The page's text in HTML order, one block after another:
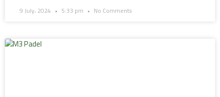
9 July، 2024 5:33 pm No Comments